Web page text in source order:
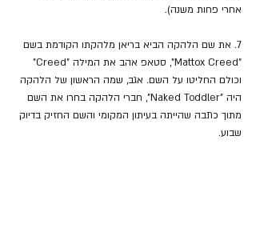
אחרי פחות משנה).
7. את שם הלהקה הביא בריאן מלהקתו הקודמת בשם
"Mattox Creed", סטאפ אהב את המילה "Creed"
וכולם החליטו על השם. אגב, שמה הראשון של הלהקה
היה "Naked Toddler", חברי הלהקה בחרו את השם
מתוך כתבה שהייתה בעיתון המקומי והשם החזיק בדיוק
שבוע.